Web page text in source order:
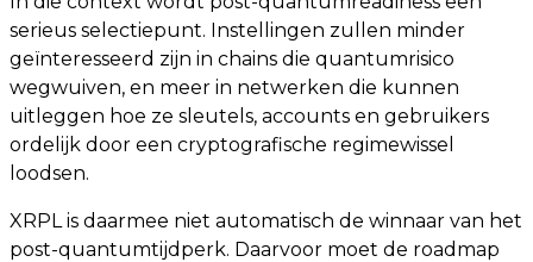
serieus selectiepunt. Instellingen zullen minder
geïnteresseerd zijn in chains die quantumrisico
wegwuiven, en meer in netwerken die kunnen
uitleggen hoe ze sleutels, accounts en gebruikers
ordelijk door een cryptografische regimewissel
loodsen.
XRPL is daarmee niet automatisch de winnaar van het
post-quantumtijdperk. Daarvoor moet de roadmap